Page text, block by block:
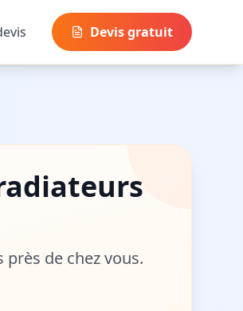
Devis gratuit
de chez vous.